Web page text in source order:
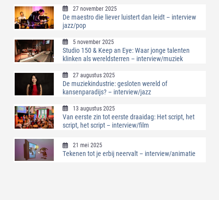
27 november 2025
De maestro die liever luistert dan leidt – interview
jazz/pop
5 november 2025
Studio 150 & Keep an Eye: Waar jonge talenten
klinken als wereldsterren – interview/muziek
27 augustus 2025
De muziekindustrie: gesloten wereld of
kansenparadijs? – interview/jazz
13 augustus 2025
Van eerste zin tot eerste draaidag: Het script, het
script, het script – interview/film
21 mei 2025
Tekenen tot je erbij neervalt – interview/animatie